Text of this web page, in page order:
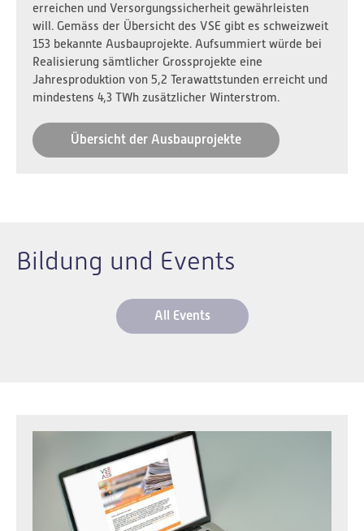
erreichen und Versorgungssicherheit gewährleisten
will. Gemäss der Übersicht des VSE gibt es schweizweit
153 bekannte Ausbauprojekte. Aufsummiert würde bei
Realisierung sämtlicher Grossprojekte eine
Jahresproduktion von 5,2 Terawattstunden erreicht und
mindestens 4,3 TWh zusätzlicher Winterstrom.
Übersicht der Ausbauprojekte
Bildung und Events
All Events